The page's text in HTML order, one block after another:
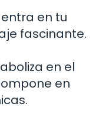
en tu
fascinante.
en el
en